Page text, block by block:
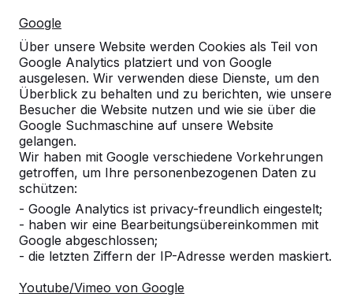
Google
Über unsere Website werden Cookies als Teil von
Google Analytics platziert und von Google
ausgelesen. Wir verwenden diese Dienste, um den
Überblick zu behalten und zu berichten, wie unsere
Besucher die Website nutzen und wie sie über die
Google Suchmaschine auf unsere Website
gelangen.
Wir haben mit Google verschiedene Vorkehrungen
getroffen, um Ihre personenbezogenen Daten zu
schützen:
- Google Analytics ist privacy-freundlich eingestelt;
- haben wir eine Bearbeitungsübereinkommen mit
Google abgeschlossen;
- die letzten Ziffern der IP-Adresse werden maskiert.
Youtube/Vimeo von Google
Referenzen
Unsere Produkte finden Sie in ganz Europa
und darüber hinaus. Sehen Sie hier, wo Sie
ein HeBlad-Produkt in Ihrer Nähe finden.
Produkt
Alles anzeigen
Kategorie
Alles anzeigen
Ort oder Postleitzahl suchen